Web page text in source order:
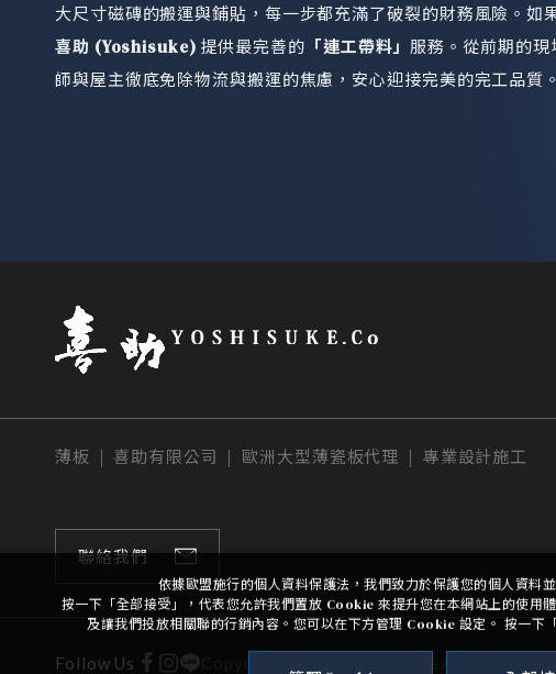
大尺寸磁磚的搬運與鋪貼，每一步都充滿了破裂的財務風險。
喜助 (Yoshisuke) 提供最完善的 「連工帶料」服務。從前期的
師與屋主徹底免除物流與搬運的焦慮，安心迎接完美的完工品質。
薄板 | 喜助有限公司 | 歐洲大型薄瓷板代理 | 專業設計施工
聯絡我們
Follow Us
依據歐盟施行的個人資料保護法，我們致力於保護您的個人資料
按一下「全部接受」，代表您允許我們置放 Cookie 來提升您在本網站上的使用
及讓我們投放相關聯的行銷內容。您可以在下方管理 Cookie 設定。 按一下
管理Cookies 全部